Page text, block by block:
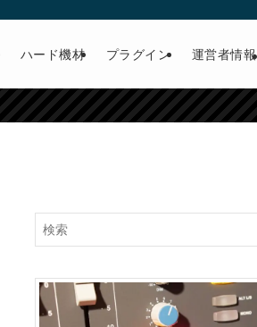
ハード機材 プラグイン 運営者情報